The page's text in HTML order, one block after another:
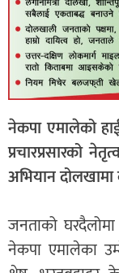
नेकपा एमालेको
प्रचारप्रसारको
अभियान
जनताको घरदैलोमा
नेकपा एमालेका